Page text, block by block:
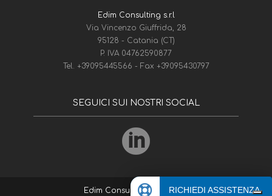
RICHIEDI ASSISTENZA
Edim Consulting s.r.l
Via Vincenzo Giuffrida, 28
95128 - Catania (CT)
P. IVA 04762590877
Tel.
+39095445566 - Fax +39095430797
SEGUICI SUI NOSTRI SOCIAL
Edim Consulting© 1975-2026